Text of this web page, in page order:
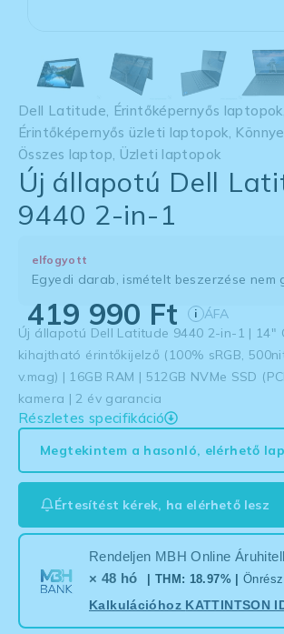
Dell Latitude, Érintőképernyős laptopok
Érintőképernyős üzleti laptopok,
Összes laptop, Üzleti laptopok
Új állapotú Dell
9440 2-in-1
elfogyott
Egyedi darab, ismételt beszerzése nem
419 990 Ft i ÁFA
Új állapotú Dell Latitude 9440 2-in-1 | 14″
kihajtható érintőkijelző (100% sRGB,
v.mag) | 16GB RAM | 512GB NVMe SSD
kamera | 2 év garancia
Részletes specifikáció
Megtekintem a hasonló, elérhető
Értesítést kérek, ha elérhető lesz
Rendeljen MBH Online
× 48 hó
| THM: 18.97% |
Kalkulációhoz KATTINTSON